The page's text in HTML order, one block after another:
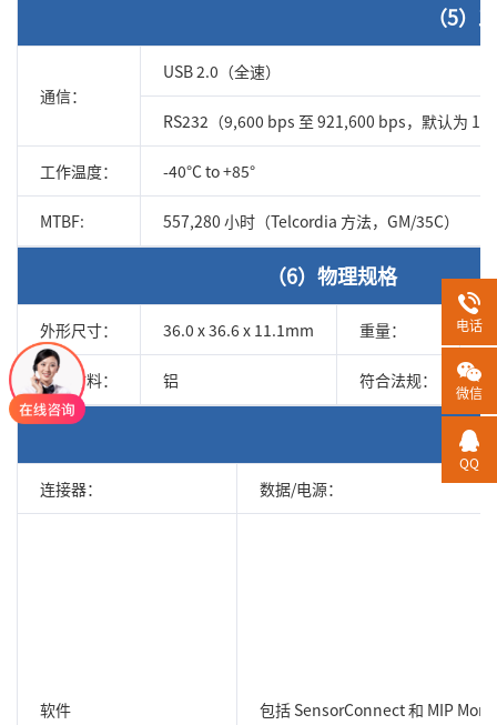
（5）
通信：
USB 2.0（全速）
RS232（9,600 bps 至 921,600 bps，默认为
工作温度： -40°C to +85°
MTBF: 557,280 小时（Telcordia 方法，GM/35C）
（6）物理规格
外形尺寸： 36.0 x 36.6 x 11.1mm 重量：
外壳材料： 铝 符合法规：
（7
连接器： 数据/电源：
软件 包括 SensorConnect 和 MIP
电话
微信
QQ